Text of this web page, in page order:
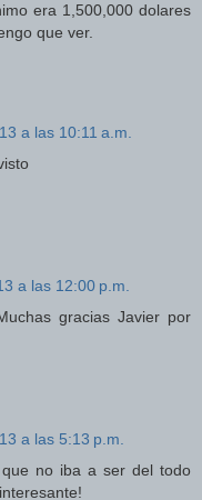
era 1,500,000 dolares
que ver.
a las 10:11 a.m.
a las 12:00 p.m.
gracias Javier por
a las 5:13 p.m.
no iba a ser del todo